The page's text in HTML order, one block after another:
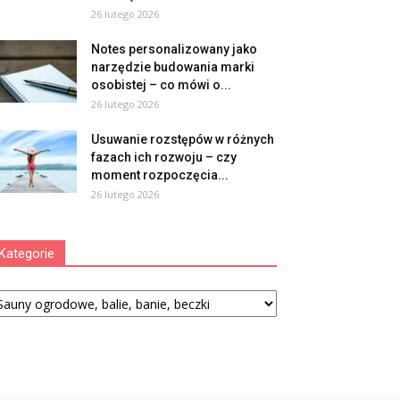
26 lutego 2026
Notes personalizowany jako
narzędzie budowania marki
osobistej – co mówi o...
26 lutego 2026
Usuwanie rozstępów w różnych
fazach ich rozwoju – czy
moment rozpoczęcia...
26 lutego 2026